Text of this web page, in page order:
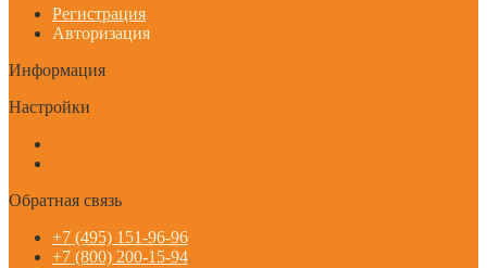
Регистрация
Авторизация
Информация
Настройки
Обратная связь
+7 (495) 151-96-96
+7 (800) 200-15-94